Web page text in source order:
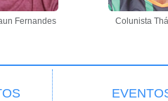
Fernandes Colunista